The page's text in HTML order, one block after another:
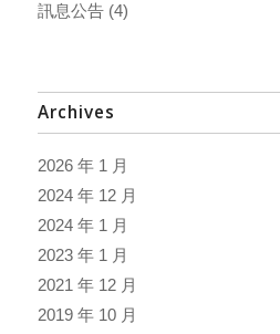
訊息公告(4)
Archives
2026 年 1 月
2024 年 12 月
2024 年 1 月
2023 年 1 月
2021 年 12 月
2019 年 10 月